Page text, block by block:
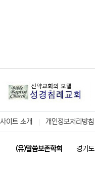
사이트 소개 개인정보처리방침
(유)말씀보존학회 경기